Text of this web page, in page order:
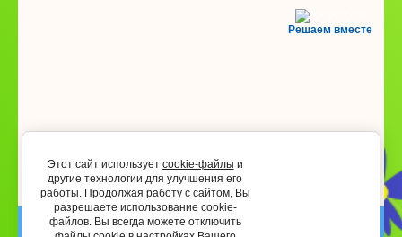
Этот сайт использует cookie-файлы и
другие технологии для улучшения его
работы. Продолжая работу с сайтом, Вы
разрешаете использование cookie-
файлов. Вы всегда можете отключить
Решаем вместе